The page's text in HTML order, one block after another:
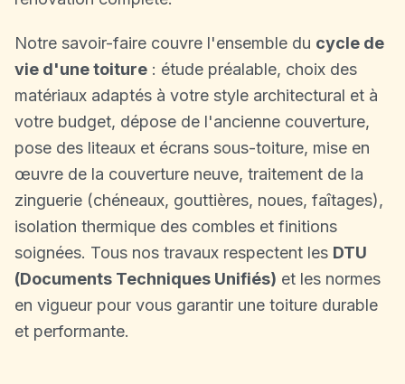
Notre savoir-faire couvre l'ensemble du cycle de
vie d'une toiture : étude préalable, choix des
matériaux adaptés à votre style architectural et à
votre budget, dépose de l'ancienne couverture,
pose des liteaux et écrans sous-toiture, mise en
œuvre de la couverture neuve, traitement de la
zinguerie (chéneaux, gouttières, noues, faîtages),
isolation thermique des combles et finitions
soignées. Tous nos travaux respectent les DTU
(Documents Techniques Unifiés) et les normes
en vigueur pour vous garantir une toiture durable
et performante.